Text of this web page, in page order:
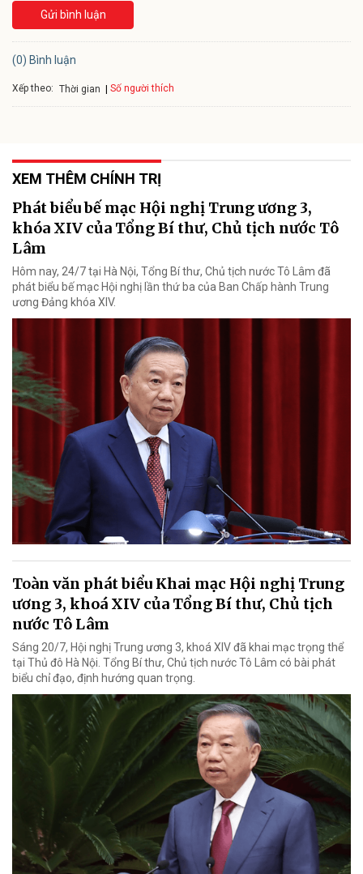
Gửi bình luận
(0) Bình luận
Xếp theo: Thời gian Số người thích
XEM THÊM CHÍNH TRỊ
Phát biểu bế mạc Hội nghị Trung ương 3,
khóa XIV của Tổng Bí thư, Chủ tịch nước Tô
Lâm
Hôm nay, 24/7 tại Hà Nội, Tổng Bí thư, Chủ tịch nước Tô Lâm đã
phát biểu bế mạc Hội nghị lần thứ ba của Ban Chấp hành Trung
ương Đảng khóa XIV.
Toàn văn phát biểu Khai mạc Hội nghị Trung
ương 3, khoá XIV của Tổng Bí thư, Chủ tịch
nước Tô Lâm
Sáng 20/7, Hội nghị Trung ương 3, khoá XIV đã khai mạc trọng thể
tại Thủ đô Hà Nội. Tổng Bí thư, Chủ tịch nước Tô Lâm có bài phát
biểu chỉ đạo, định hướng quan trọng.